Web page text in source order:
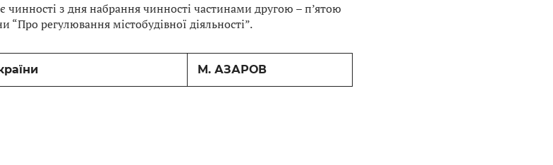
чинності з дня набрання чинності частинами другою – п’ятою
“Про регулювання містобудівної діяльності”.
М. АЗАРОВ